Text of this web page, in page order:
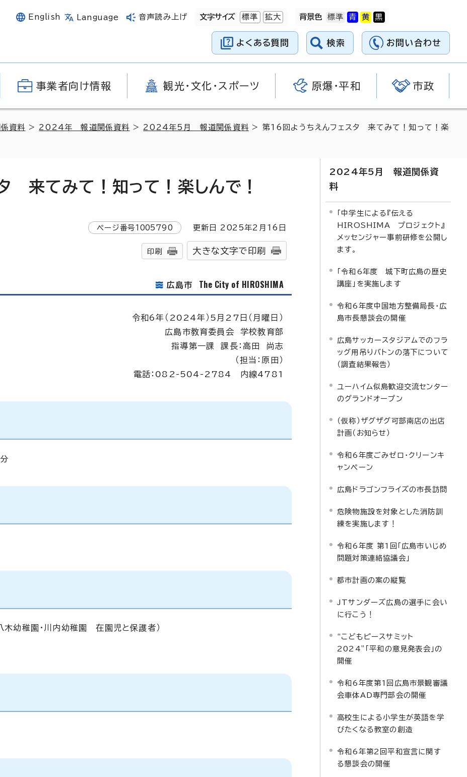
English Language 音声読み上げ 文字サイズ 標準 拡大 背景色
よくある質問 検索 お問い合わせ
事業者向け情報 観光・文化・スポーツ 原爆・平和 市政
資料 > 2024年 報道関係資料 > 2024年5月 報道関係資料 > 第16回ようちえんフェスタ 来てみて！知って！楽
来てみて！知って！楽しんで！
ページ番号1005790 更新日 2025年2月 16 日
印刷 大きな文字で印刷
広島市 The City of HIROSHIMA
令和6年（2024年）5月27日（月曜日）
広島市教育委員会 学校教育部
指導第一課 課長：高田 尚志
（担当：原田）
電話：082-504-2784 内線4781
木幼稚園・川内幼稚園 在園児と保護者）
2024年5月 報道関係資
料
「中学生による『伝える
HIROSHIMA プロジェクト』
メッセンジャー事前研修を公開し
ます。
「令和6年度 城下町広島の歴史
講座」を実施します
令和6年度中国地方整備局長・広
島市長懇談会の開催
広島サッカースタジアムでのフラ
ッグ用吊りバトンの落下について
（調査結果報告）
ユーハイム似島歓迎交流センター
のグランドオープン
（仮称）ザグザグ可部南店の出店
計画（お知らせ）
令和6年度ごみゼロ・クリーンキ
ャンペーン
広島ドラゴンフライズの市長訪問
危険物施設を対象とした消防訓
練を実施します！
令和6年度 第1回「広島市いじめ
問題対策連絡協議会」
都市計画の案の縦覧
JTサンダーズ広島の選手に会い
に行こう！
“こどもピースサミット
2024”「平和の意見発表会」の
開催
令和6年度第1回広島市景観審議
会車体AD専門部会の開催
高校生による小学生が英語を学
びたくなる教室の創造
令和6年第2回平和宣言に関す
る懇談会の開催